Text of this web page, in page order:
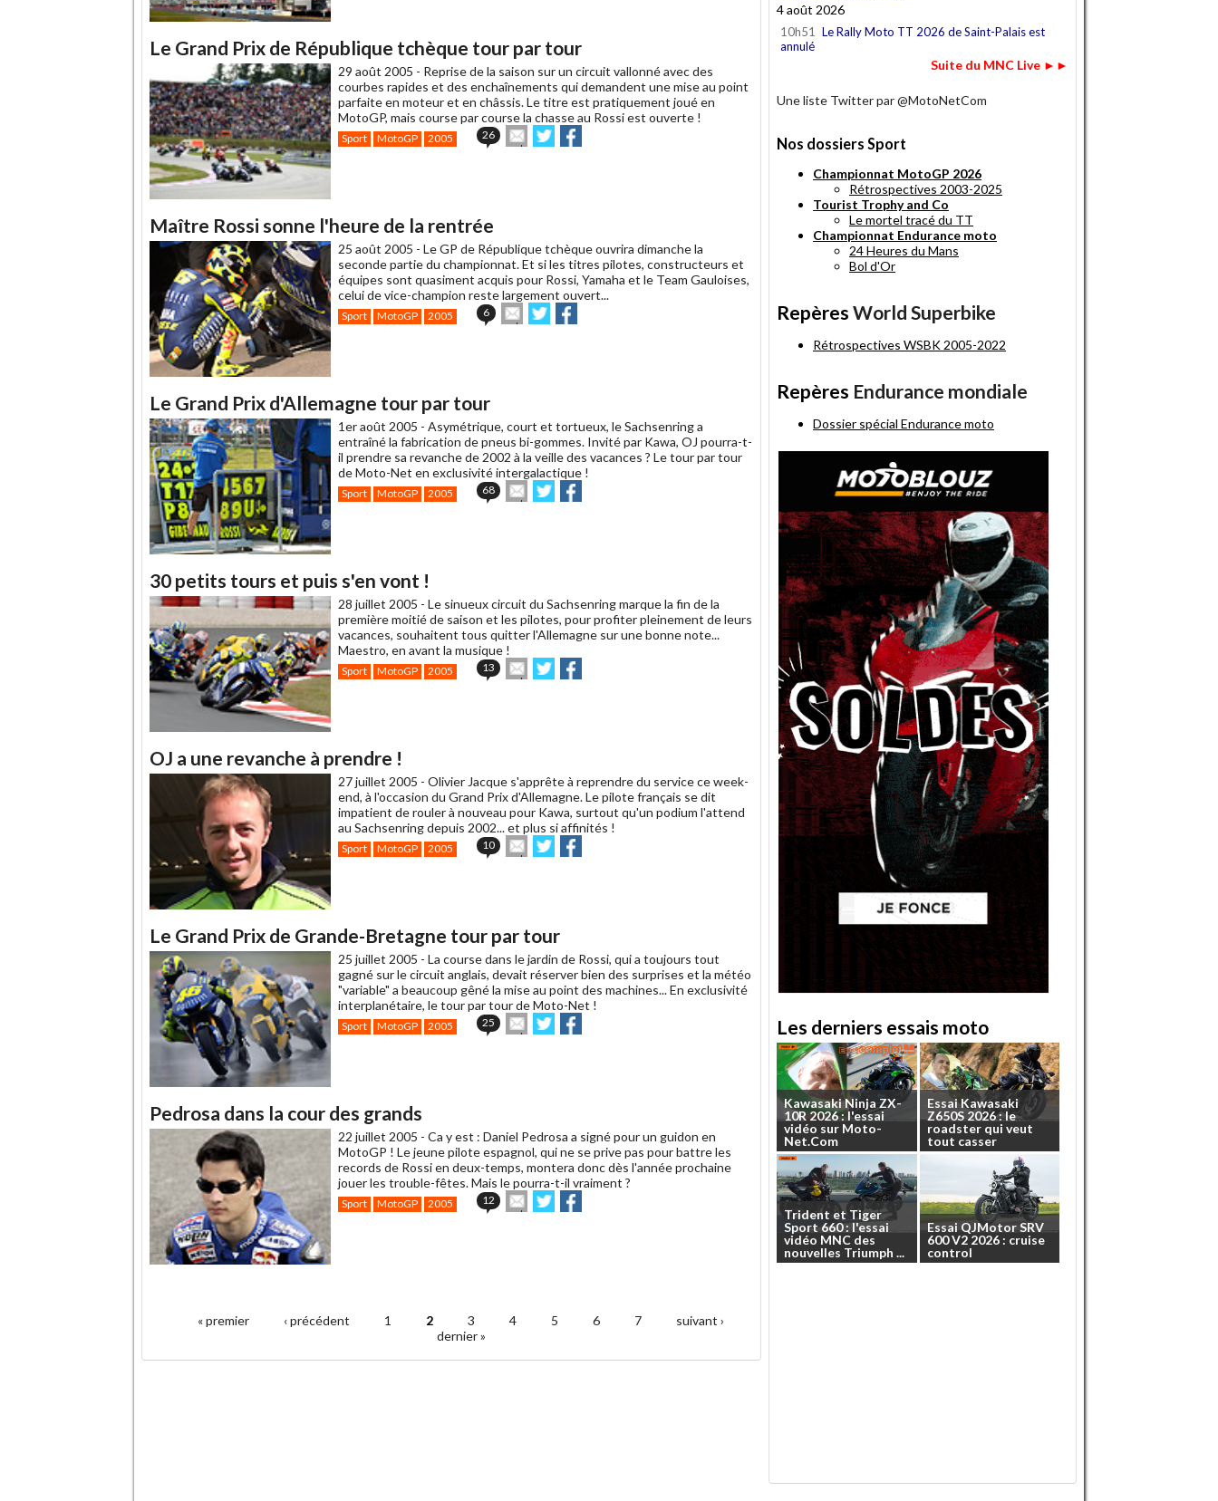
Le Grand Prix de République tchèque tour par tour
29 août 2005 - Reprise de la saison sur un circuit vallonné avec des
courbes rapides et des enchaînements qui demandent une mise au point
parfaite en moteur et en châssis. Le titre est pratiquement joué en
MotoGP, mais course par course la chasse au Rossi est ouverte !
Sport MotoGP 2005 26
Envoyer
cet
Partager
sur sur
Maître Rossi sonne l'heure de la rentrée
25 août 2005 - Le GP de République tchèque ouvrira dimanche la
seconde partie du championnat. Et si les titres pilotes, constructeurs et
équipes sont quasiment acquis pour Rossi, Yamaha et le Team Gauloises,
celui de vice-champion reste largement ouvert...
Sport MotoGP 2005 6
Envoyer
cet
Partager
sur sur
Le Grand Prix d'Allemagne tour par tour
1er août 2005 - Asymétrique, court et tortueux, le Sachsenring a
entraîné la fabrication de pneus bi-gommes. Invité par Kawa, OJ pourra-t-
il prendre sa revanche de 2002 à la veille des vacances ? Le tour par tour
de Moto-Net en exclusivité intergalactique !
Sport MotoGP 2005 68
Envoyer
cet
Partager
sur sur
30 petits tours et puis s'en vont !
28 juillet 2005 - Le sinueux circuit du Sachsenring marque la fin de la
première moitié de saison et les pilotes, pour profiter pleinement de leurs
vacances, souhaitent tous quitter l'Allemagne sur une bonne note...
Maestro, en avant la musique !
Sport MotoGP 2005 13
Envoyer
cet
Partager
sur sur
OJ a une revanche à prendre !
27 juillet 2005 - Olivier Jacque s'apprête à reprendre du service ce week-
end, à l'occasion du Grand Prix d'Allemagne. Le pilote français se dit
impatient de rouler à nouveau pour Kawa, surtout qu'un podium l'attend
au Sachsenring depuis 2002... et plus si affinités !
Sport MotoGP 2005 10
Envoyer
cet
Partager
sur sur
Le Grand Prix de Grande-Bretagne tour par tour
25 juillet 2005 - La course dans le jardin de Rossi, qui a toujours tout
gagné sur le circuit anglais, devait réserver bien des surprises et la météo
"variable" a beaucoup gêné la mise au point des machines... En exclusivité
interplanétaire, le tour par tour de Moto-Net !
Sport MotoGP 2005 25
Envoyer
cet
Partager
sur sur
Pedrosa dans la cour des grands
22 juillet 2005 - Ca y est : Daniel Pedrosa a signé pour un guidon en
MotoGP ! Le jeune pilote espagnol, qui ne se prive pas pour battre les
records de Rossi en deux-temps, montera donc dès l'année prochaine
jouer les trouble-fêtes. Mais le pourra-t-il vraiment ?
Sport MotoGP 2005 12
Envoyer
cet
Partager
sur sur
Pages« premier ‹ précédent 1 2 3 4 5 6 7
suivant ›
dernier »
4 août 2026
10h51 Le Rally Moto TT 2026 de Saint-Palais est
annulé
Suite du MNC Live ►►
Une liste Twitter par @MotoNetCom
Nos dossiers Sport
Championnat MotoGP 2026
Rétrospectives 2003-2025
Tourist Trophy and Co
Le mortel tracé du TT
Championnat Endurance moto
24 Heures du Mans
Bol d'Or
Repères World Superbike
Rétrospectives WSBK 2005-2022
Repères Endurance mondiale
Dossier spécial Endurance moto
Les derniers essais moto
KawasakiNinja ZX-
10R2026: l'essai
vidéo sur Moto-
Net.Com
EssaiKawasaki
Z650S 2026:le
roadster qui veut
tout casser
Trident etTiger
Sport660:l'essai
vidéo MNC des
nouvelles Triumph ...
Essai QJMotorSRV
600V2 2026 : cruise
control